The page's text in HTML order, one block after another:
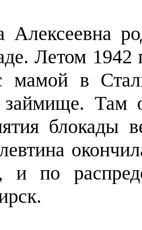
Алексеевна
Летом 1942
мамой в
займище. Там
блокады
и по